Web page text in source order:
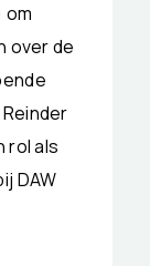
om
over de
rol als
DAW